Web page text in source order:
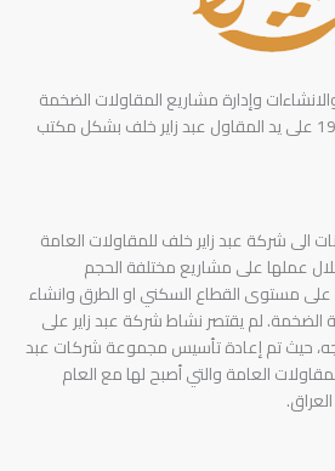
وإدارة مشاريع المقاولات الضخمة
تأسست الشركة في عام 1958 على يد المقاول عبد زاير خلف بشكل مكتب
الى شركة عبد زاير خلف للمقاولات العامة
عملها على مشاريع مختلفة الحجم
مستوى القطاع السكني او الطرق وانشاء
الضخمة. لم يقتصر نشاط شركة عبد زاير على
حيث تم إعادة تأسيس مجموعة شركات عبد
العامة والتي أصبح لها مع العام